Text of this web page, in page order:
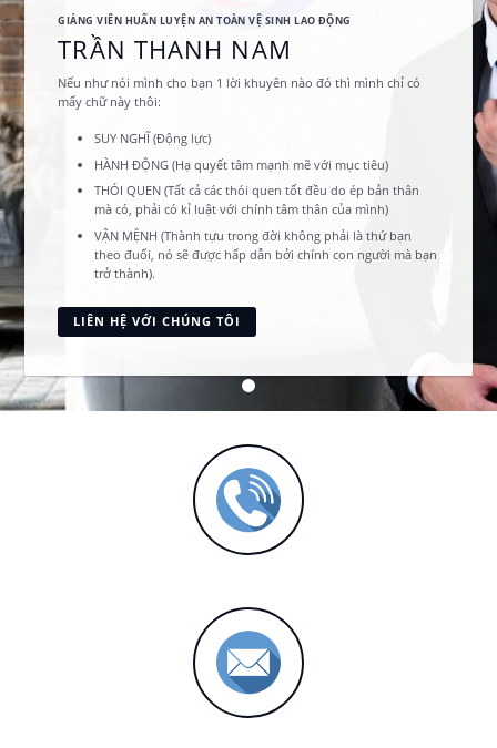
GIẢNG VIÊN HUẤN LUYỆN AN TOÀN VỆ SINH LAO ĐỘNG
TRẦN THANH NAM
Nếu như nói mình cho bạn 1 lời khuyên nào đó thì mình chỉ có
mấy chữ này thôi:
SUY NGHĨ (Động lực)
HÀNH ĐỘNG (Hạ quyết tâm mạnh mẽ với mục tiêu)
THÓI QUEN (Tất cả các thói quen tốt đều do ép bản thân
mà có, phải có kỉ luật với chính tâm thân của mình)
VẬN MỆNH (Thành tựu trong đời không phải là thứ bạn
theo đuổi, nó sẽ được hấp dẫn bởi chính con người mà bạn
trở thành).
LIÊN HỆ VỚI CHÚNG TÔI